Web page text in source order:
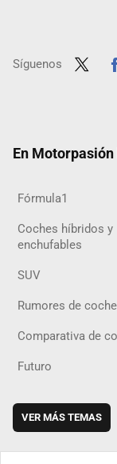
Síguenos
En
Fórmula1
Coches híbridos y
enchufables
SUV
Rumores de
Comparativa de
Futuro
VER MÁS TEMAS